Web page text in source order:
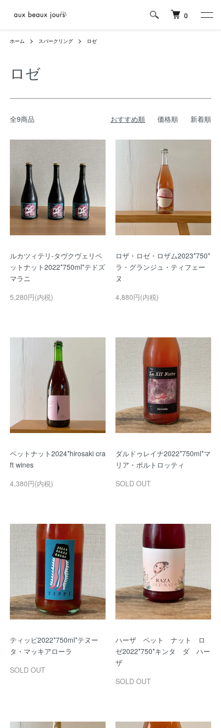
0
ホーム スパークリング ロゼ
ロゼ
全9商品 おすすめ順 価格順 新着順
ルカツィテリ-タヴクヴェリペ
ットナット2022*750ml*テドズ
マラニ
5,280円(内税)
ロザ・ロゼ・ロザム2023*750*
ラ・グランジュ・ティフェー
ヌ
4,880円(内税)
ペットナット2024*hirosaki cra
ft wines
4,380円(内税)
ダルドゥレイナ2022*750ml*マ
リア・ボルトロッティ
SOLD OUT
ティッピ2022*750ml*テヌー
タ・マッキアローラ
SOLD OUT
ハーザ ペット ナット ロ
ゼ2022*750*キンタ ダ ハー
ザ
SOLD OUT